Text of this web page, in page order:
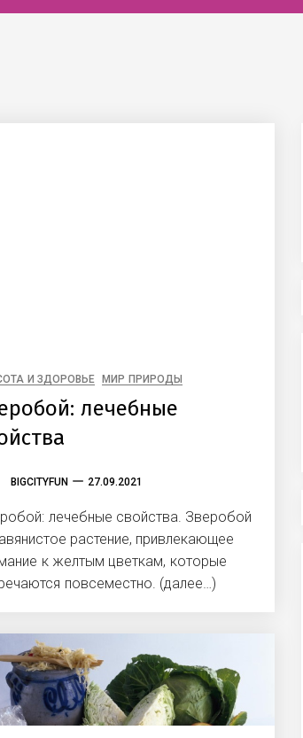
И ЗДОРОВЬЕ МИР ПРИРОДЫ
лечебные
BIGCITYFUN 27.09.2021
лечебные свойства. Зверобой
растение, привлекающее
к желтым цветкам, которые
повсеместно. (далее…)